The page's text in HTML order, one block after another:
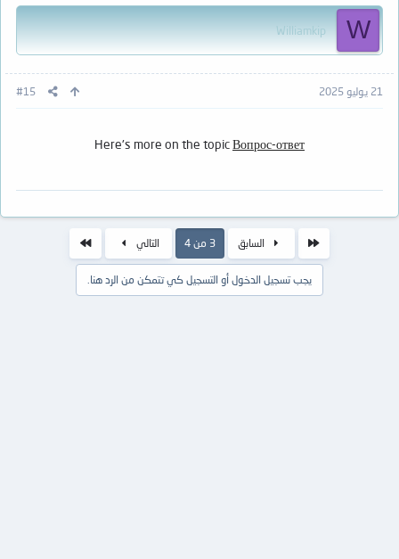
W
Williamkip
21 يوليو 2025 #15
Here's more on the topicВопрос-ответ
السابق 3 من 4 التالي
يجب تسجيل الدخول أو التسجيل كي تتمكن من الرد هنا.